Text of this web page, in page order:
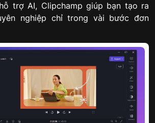
trợ AI, Clipchamp giúp bạn tạo ra
nghiệp chỉ trong vài bước đơn